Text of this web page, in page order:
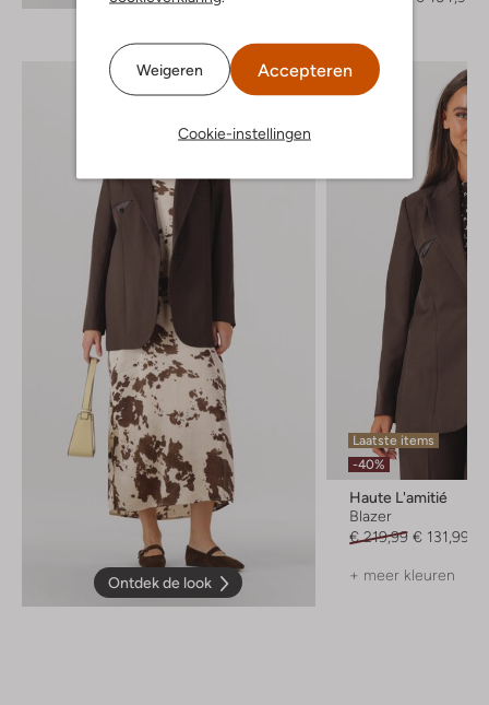
Weigeren Accepteren
Cookie-instellingen
Ontdek de look
Laatste items
-40%
Haute L'amitié
Blazer
€ 219,99 € 131,99
+ meer kleuren